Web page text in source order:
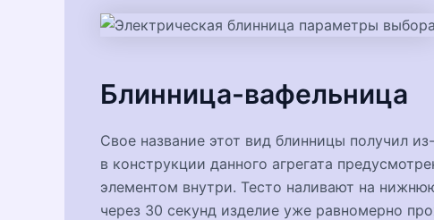
Блинница-вафельница
Свое название этот вид блинницы получил
в конструкции данного агрегата
элементом внутри. Тесто наливают на
через 30 секунд изделие уже равномерно